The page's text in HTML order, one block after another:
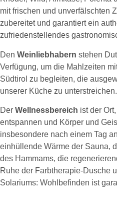
mit frischen und unverfälschten
zubereitet und garantiert ein
zufriedenstellendes
Den Weinliebhabern stehen
Verfügung, um die Mahlzeiten
Südtirol zu begleiten, die
unserer Küche zu unterstreichen.
Der Wellnessbereich ist der
entspannen und Körper und
insbesondere nach einem Tag
einhüllende Wärme der Sauna,
des Hammams, die
Ruhe der Farbtherapie-Dusche
Solariums: Wohlbefinden ist